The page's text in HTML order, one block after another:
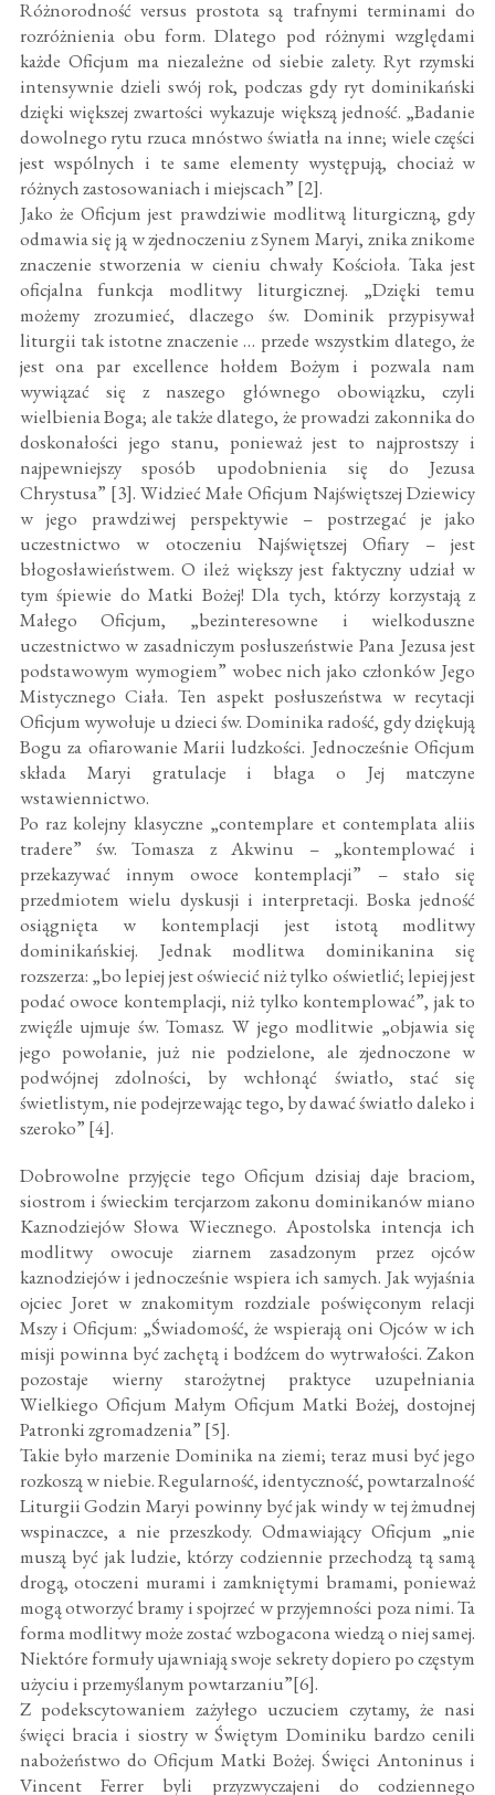
Różnorodność versus prostota są trafnymi terminami do
rozróżnienia obu form. Dlatego pod różnymi względami
każde Oficjum ma niezależne od siebie zalety. Ryt rzymski
intensywnie dzieli swój rok, podczas gdy ryt dominikański
dzięki większej zwartości wykazuje większą jedność. „Badanie
dowolnego rytu rzuca mnóstwo światła na inne; wiele części
jest wspólnych i te same elementy występują, chociaż w
różnych zastosowaniach i miejscach” [2].
Jako że Oficjum jest prawdziwie modlitwą liturgiczną, gdy
odmawia się ją w zjednoczeniu z Synem Maryi, znika znikome
znaczenie stworzenia w cieniu chwały Kościoła. Taka jest
oficjalna funkcja modlitwy liturgicznej. „Dzięki temu
możemy zrozumieć, dlaczego św. Dominik przypisywał
liturgii tak istotne znaczenie … przede wszystkim dlatego, że
jest ona par excellence hołdem Bożym i pozwala nam
wywiązać się z naszego głównego obowiązku, czyli
wielbienia Boga; ale także dlatego, że prowadzi zakonnika do
doskonałości jego stanu, ponieważ jest to najprostszy i
najpewniejszy sposób upodobnienia się do Jezusa
Chrystusa” [3]. Widzieć Małe Oficjum Najświętszej Dziewicy
w jego prawdziwej perspektywie – postrzegać je jako
uczestnictwo w otoczeniu Najświętszej Ofiary – jest
błogosławieństwem. O ileż większy jest faktyczny udział w
tym śpiewie do Matki Bożej! Dla tych, którzy korzystają z
Małego Oficjum, „bezinteresowne i wielkoduszne
uczestnictwo w zasadniczym posłuszeństwie Pana Jezusa jest
podstawowym wymogiem” wobec nich jako członków Jego
Mistycznego Ciała. Ten aspekt posłuszeństwa w recytacji
Oficjum wywołuje u dzieci św. Dominika radość, gdy dziękują
Bogu za ofiarowanie Marii ludzkości. Jednocześnie Oficjum
składa Maryi gratulacje i błaga o Jej matczyne
wstawiennictwo.
Po raz kolejny klasyczne „contemplare et contemplata aliis
tradere” św. Tomasza z Akwinu – „kontemplować i
przekazywać innym owoce kontemplacji” – stało się
przedmiotem wielu dyskusji i interpretacji. Boska jedność
osiągnięta w kontemplacji jest istotą modlitwy
dominikańskiej. Jednak modlitwa dominikanina się
rozszerza: „bo lepiej jest oświecić niż tylko oświetlić; lepiej jest
podać owoce kontemplacji, niż tylko kontemplować”, jak to
zwięźle ujmuje św. Tomasz. W jego modlitwie „objawia się
jego powołanie, już nie podzielone, ale zjednoczone w
podwójnej zdolności, by wchłonąć światło, stać się
świetlistym, nie podejrzewając tego, by dawać światło daleko i
szeroko” [4].
Dobrowolne przyjęcie tego Oficjum dzisiaj daje braciom,
siostrom i świeckim tercjarzom zakonu dominikanów miano
Kaznodziejów Słowa Wiecznego. Apostolska intencja ich
modlitwy owocuje ziarnem zasadzonym przez ojców
kaznodziejów i jednocześnie wspiera ich samych. Jak wyjaśnia
ojciec Joret w znakomitym rozdziale poświęconym relacji
Mszy i Oficjum: „Świadomość, że wspierają oni Ojców w ich
misji powinna być zachętą i bodźcem do wytrwałości. Zakon
pozostaje wierny starożytnej praktyce uzupełniania
Wielkiego Oficjum Małym Oficjum Matki Bożej, dostojnej
Patronki zgromadzenia” [5].
Takie było marzenie Dominika na ziemi; teraz musi być jego
rozkoszą w niebie. Regularność, identyczność, powtarzalność
Liturgii Godzin Maryi powinny być jak windy w tej żmudnej
wspinaczce, a nie przeszkody. Odmawiający Oficjum „nie
muszą być jak ludzie, którzy codziennie przechodzą tą samą
drogą, otoczeni murami i zamkniętymi bramami, ponieważ
mogą otworzyć bramy i spojrzeć w przyjemności poza nimi. Ta
forma modlitwy może zostać wzbogacona wiedzą o niej samej.
Niektóre formuły ujawniają swoje sekrety dopiero po częstym
użyciu i przemyślanym powtarzaniu”[6].
Z podekscytowaniem zażyłego uczuciem czytamy, że nasi
święci bracia i siostry w Świętym Dominiku bardzo cenili
nabożeństwo do Oficjum Matki Bożej. Święci Antoninus i
Vincent Ferrer byli przyzwyczajeni do codziennego